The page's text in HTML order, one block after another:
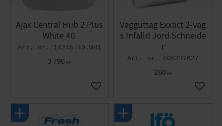
Ajax Central Hub 2 Plus
White 4G
14246.40.WH1
3 790 KR
Add to favorites
Vägguttag Exxact 2-väg
s Infälld Jord Schneide
r
005237627
260 KR
Add